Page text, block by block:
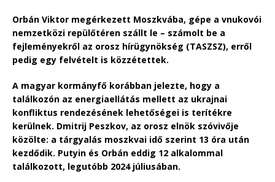
Orbán Viktor megérkezett Moszkvába, gépe a vnukovói
nemzetközi repülőtéren szállt le – számolt be a
fejleményekről az orosz hírügynökség (TASZSZ), erről
pedig egy felvételt is közzétettek.
A magyar kormányfő korábban jelezte, hogy a
találkozón az energiaellátás mellett az ukrajnai
konfliktus rendezésének lehetőségei is terítékre
kerülnek. Dmitrij Peszkov, az orosz elnök szóvivője
közölte: a tárgyalás moszkvai idő szerint 13 óra után
kezdődik. Putyin és Orbán eddig 12 alkalommal
találkozott, legutóbb 2024 júliusában.